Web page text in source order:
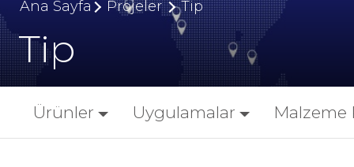
Ana Sayfa Projeler Tip
Tip
Ürünler Uygulamalar Malzeme